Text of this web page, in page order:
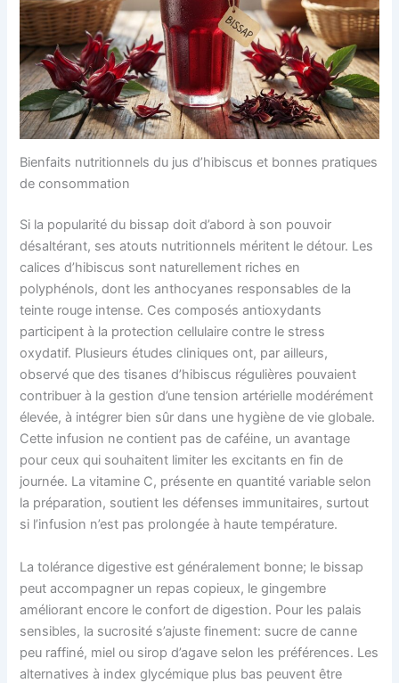
Bienfaits nutritionnels du jus d’hibiscus et bonnes pratiques
de consommation
Si la popularité du bissap doit d’abord à son pouvoir
désaltérant, ses atouts nutritionnels méritent le détour. Les
calices d’hibiscus sont naturellement riches en
polyphénols, dont les anthocyanes responsables de la
teinte rouge intense. Ces composés antioxydants
participent à la protection cellulaire contre le stress
oxydatif. Plusieurs études cliniques ont, par ailleurs,
observé que des tisanes d’hibiscus régulières pouvaient
contribuer à la gestion d’une tension artérielle modérément
élevée, à intégrer bien sûr dans une hygiène de vie globale.
Cette infusion ne contient pas de caféine, un avantage
pour ceux qui souhaitent limiter les excitants en fin de
journée. La vitamine C, présente en quantité variable selon
la préparation, soutient les défenses immunitaires, surtout
si l’infusion n’est pas prolongée à haute température.
La tolérance digestive est généralement bonne; le bissap
peut accompagner un repas copieux, le gingembre
améliorant encore le confort de digestion. Pour les palais
sensibles, la sucrosité s’ajuste finement: sucre de canne
peu raffiné, miel ou sirop d’agave selon les préférences. Les
alternatives à index glycémique plus bas peuvent être